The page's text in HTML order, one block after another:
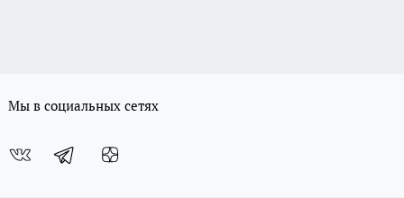
Мы в социальных сетях